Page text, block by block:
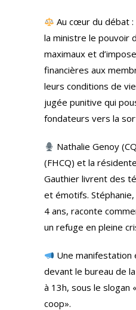
Au cœur du débat :
la ministre le pouvoir
maximaux et
financières aux
leurs conditions de
jugée punitive qui
fondateurs vers la
Nathalie Genoy
(FHCQ) et la
Gauthier livrent des
et émotifs. Stéphanie,
4 ans, raconte
un refuge en pleine
Une manifestation
devant le bureau de
à 13h, sous le slogan
coop».